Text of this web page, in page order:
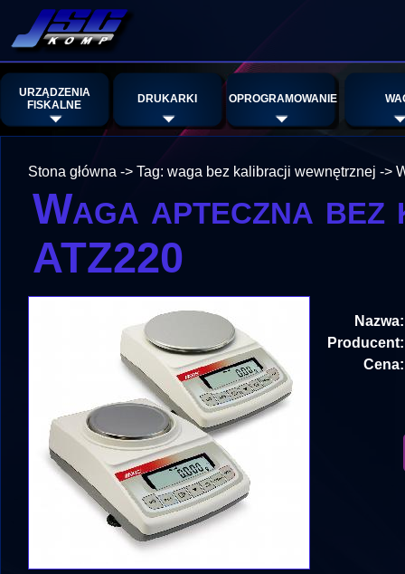
URZĄDZENIA
FISKALNE
DRUKARKI OPROGRAMOWANIE
Stona główna -> Tag: waga bez kalibracji wewnętrznej ->
Waga apteczna
ATZ220
Nazwa:
Producent:
Cena: